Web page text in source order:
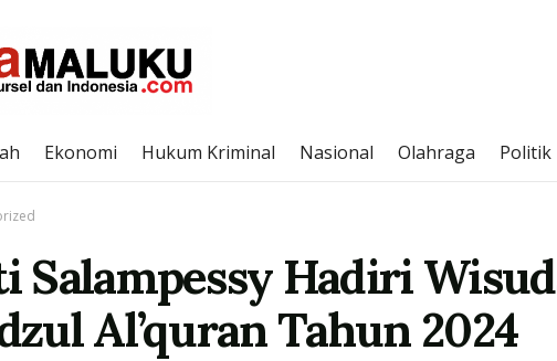
Ekonomi Hukum Kriminal Nasional Olahraga Politik
Salampessy Hadiri
Al’quran Tahun 2024